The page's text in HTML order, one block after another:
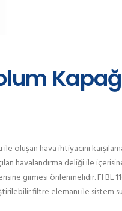
oluşan hava ihtiyacını
havalandırma deliği ile
girmesi önlenmelidir. FI BL
filtre elemanı ile sistem